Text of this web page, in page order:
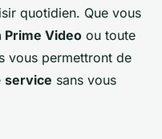
quotidien. Que vous
Prime Video ou toute
vous permettront de
service sans vous